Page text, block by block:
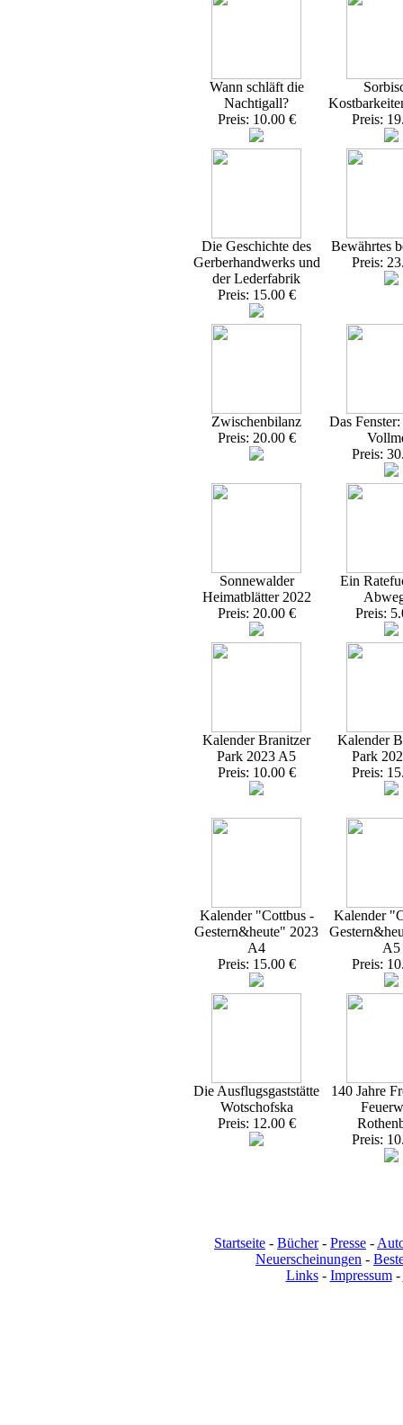
Wann schläft die
Nachtigall?
Preis: 10.00 €
Preis:
Die Geschichte des
Gerberhandwerks und
der Lederfabrik
Preis: 15.00 €
Bewährtes
Preis:
Zwischenbilanz
Preis: 20.00 €
Das
Preis:
Sonnewalder
Heimatblätter 2022
Preis: 20.00 €
Ein
Preis:
Kalender Branitzer
Park 2023 A5
Preis: 10.00 €
Kalender
Park
Preis:
Kalender "Cottbus -
Gestern&heute" 2023
A4
Preis: 15.00 €
Kalender
A5
Preis:
Die Ausflugsgaststätte
Wotschofska
Preis: 12.00 €
140 Jahre
Preis:
Startseite - Bücher- Presse -
Neuerscheinungen -
Links- Impressum-